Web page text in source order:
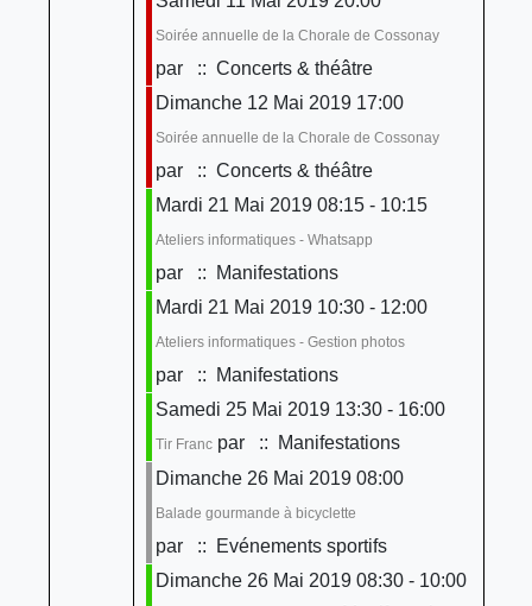
Soirée annuelle de la Chorale de Cossonay
par
:: Concerts & théâtre
Dimanche 12 Mai 2019 17:00
Soirée annuelle de la Chorale de Cossonay
par
:: Concerts & théâtre
Mardi 21 Mai 2019 08:15 - 10:15
Ateliers informatiques - Whatsapp
par
:: Manifestations
Mardi 21 Mai 2019 10:30 - 12:00
Ateliers informatiques - Gestion photos
par
:: Manifestations
Samedi 25 Mai 2019 13:30 - 16:00
Tir Francpar
:: Manifestations
Dimanche 26 Mai 2019 08:00
Balade gourmande à bicyclette
par
:: Evénements sportifs
Dimanche 26 Mai 2019 08:30 - 10:00